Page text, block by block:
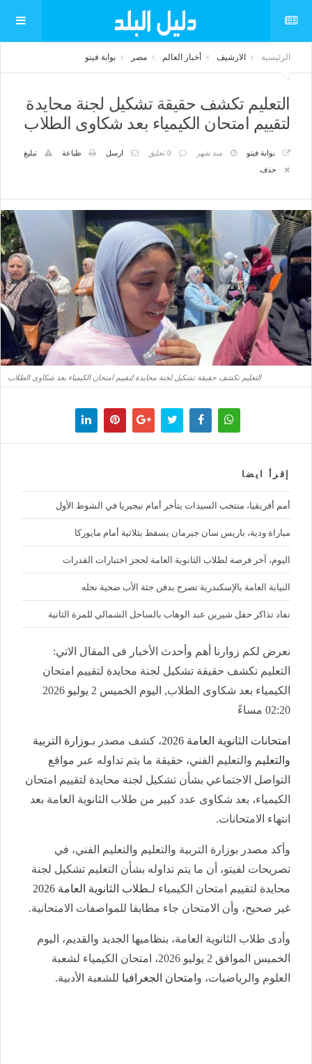
الرئيسية الارشيف أخبار العالم مصر بوابة فيتو
التعليم تكشف حقيقة تشكيل لجنة محايدة
لتقييم امتحان الكيمياء بعد شكاوى الطلاب
بوابة فيتو منذ شهر 0 تعليق ارسل طباعة
تبليغ
حذف
التعليم تكشف حقيقة تشكيل لجنة محايدة لتقييم امتحان الكيمياء بعد شكاوى الطلاب
إقرأ ايضا
أمم أفريقيا، منتخب السيدات يتأخر أمام نيجيريا في الشوط الأول
مباراة ودية، باريس سان جيرمان يسقط بثلاثية أمام مايوركا
اليوم، آخر فرصة لطلاب الثانوية العامة لحجز اختبارات القدرات
النيابة العامة بالإسكندرية تصرح بدفن جثة الأب ضحية نجله
نفاد تذاكر حفل شيرين عبد الوهاب بالساحل الشمالي للمرة الثانية
نعرض لكم زوارنا أهم وأحدث الأخبار فى المقال الاتي:
التعليم تكشف حقيقة تشكيل لجنة محايدة لتقييم امتحان
الكيمياء بعد شكاوى الطلاب, اليوم الخميس 2 يوليو 2026
02:20 مساءً
امتحانات الثانوية العامة 2026 ، كشف مصدر بـوزارة التربية
والتعليم والتعليم الفني، حقيقة ما يتم تداوله عبر مواقع
التواصل الاجتماعي بشأن تشكيل لجنة محايدة لتقييم امتحان
الكيمياء، بعد شكاوى عدد كبير من طلاب الثانوية العامة بعد
انتهاء الامتحانات.
وأكد مصدر بوزارة التربية والتعليم والتعليم الفني، في
تصريحات لفيتو، أن ما يتم تداوله بشأن التعليم تشكيل لجنة
محايدة لتقييم امتحان الكيمياء لـطلاب الثانوية العامة 2026
غير صحيح، وأن الامتحان جاء مطابقا للمواصفات الامتحانية.
وأدى طلاب الثانوية العامة، بنظاميها الجديد والقديم، اليوم
الخميس الموافق 2 يوليو 2026، امتحان الكيمياء لشعبة
العلوم والرياضيات، و امتحان الجغرافيا للشعبة الأدبية.